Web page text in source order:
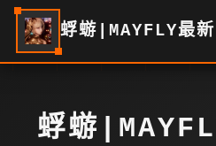
蜉蝣|MAYFLY最
蜉蝣